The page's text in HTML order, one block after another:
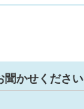
聞かせください